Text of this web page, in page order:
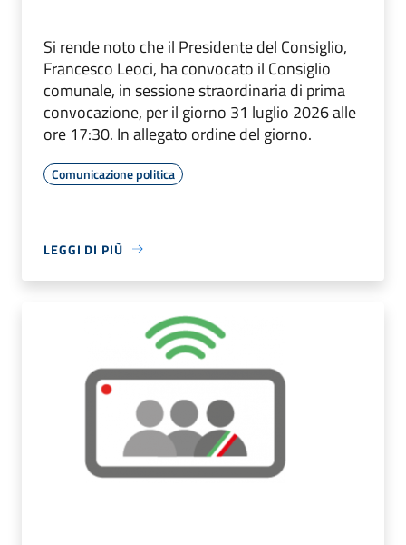
Si rende noto che il Presidente del Consiglio,
Francesco Leoci, ha convocato il Consiglio
comunale, in sessione straordinaria di prima
convocazione, per il giorno 31 luglio 2026 alle
ore 17:30. In allegato ordine del giorno.
Comunicazione politica
LEGGI DI PIÙ